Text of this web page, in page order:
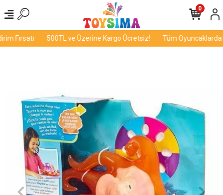
Fırsatı 500TL ve Üzerine Kargo Ücretsiz! Tüm Oyuncaklarda
0